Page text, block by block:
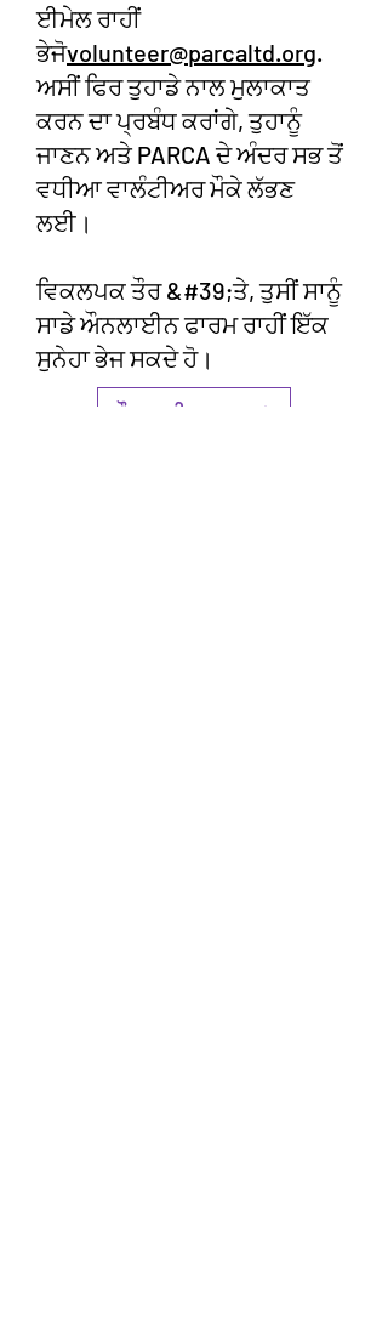
ਈਮੇਲ ਰਾਹੀਂ
ਭੇਜੋvolunteer@parcaltd.org.
ਅਸੀਂ ਫਿਰ ਤੁਹਾਡੇ ਨਾਲ ਮੁਲਾਕਾਤ
ਕਰਨ ਦਾ ਪ੍ਰਬੰਧ ਕਰਾਂਗੇ, ਤੁਹਾਨੂੰ
ਜਾਣਨ ਅਤੇ PARCA ਦੇ ਅੰਦਰ ਸਭ ਤੋਂ
ਵਧੀਆ ਵਾਲੰਟੀਅਰ ਮੌਕੇ ਲੱਭਣ
ਲਈ।
ਵਿਕਲਪਕ ਤੌਰ &#39;ਤੇ, ਤੁਸੀਂ ਸਾਨੂੰ
ਸਾਡੇ ਔਨਲਾਈਨ ਫਾਰਮ ਰਾਹੀਂ ਇੱਕ
ਸੁਨੇਹਾ ਭੇਜ ਸਕਦੇ ਹੋ।
ਔਨਲਾਈਨ ਫਾਰਮ